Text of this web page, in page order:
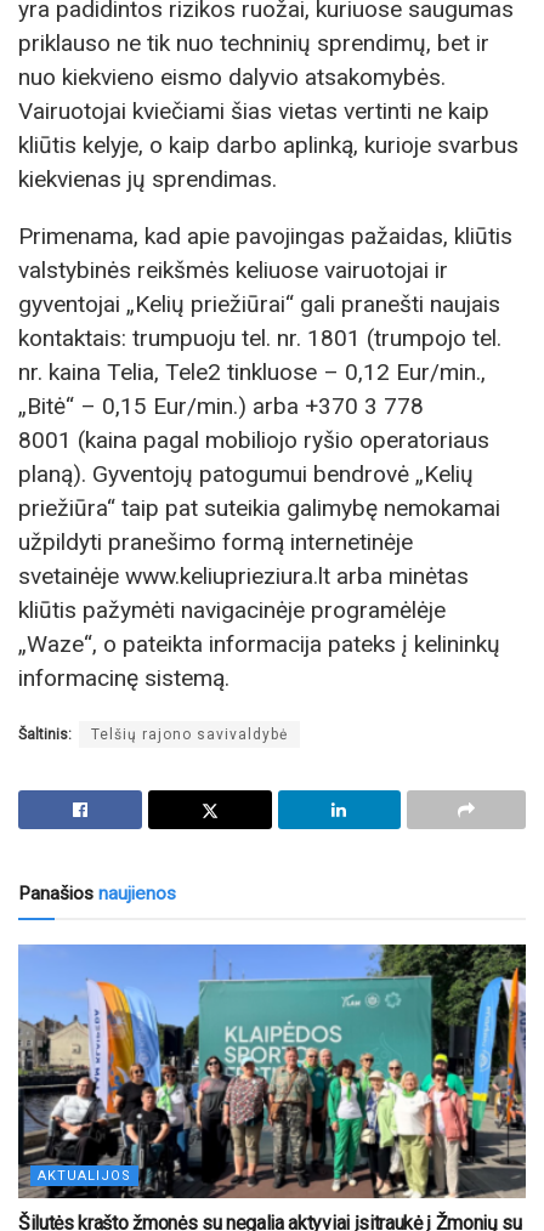
yra padidintos rizikos ruožai, kuriuose saugumas
priklauso ne tik nuo techninių sprendimų, bet ir
nuo kiekvieno eismo dalyvio atsakomybės.
Vairuotojai kviečiami šias vietas vertinti ne kaip
kliūtis kelyje, o kaip darbo aplinką, kurioje svarbus
kiekvienas jų sprendimas.
Primenama, kad apie pavojingas pažaidas, kliūtis
valstybinės reikšmės keliuose vairuotojai ir
gyventojai „Kelių priežiūrai“ gali pranešti naujais
kontaktais: trumpuoju tel. nr. 1801 (trumpojo tel.
nr. kaina Telia, Tele2 tinkluose – 0,12 Eur/min.,
„Bitė“ – 0,15 Eur/min.) arba +370 3 778
8001 (kaina pagal mobiliojo ryšio operatoriaus
planą). Gyventojų patogumui bendrovė „Kelių
priežiūra“ taip pat suteikia galimybę nemokamai
užpildyti pranešimo formą internetinėje
svetainėje www.keliuprieziura.lt arba minėtas
kliūtis pažymėti navigacinėje programėlėje
„Waze“, o pateikta informacija pateks į kelininkų
informacinę sistemą.
Šaltinis: Telšių rajono savivaldybė
Panašios naujienos
AKTUALIJOS
Šilutės krašto žmonės su negalia aktyviai įsitraukė į Žmonių su